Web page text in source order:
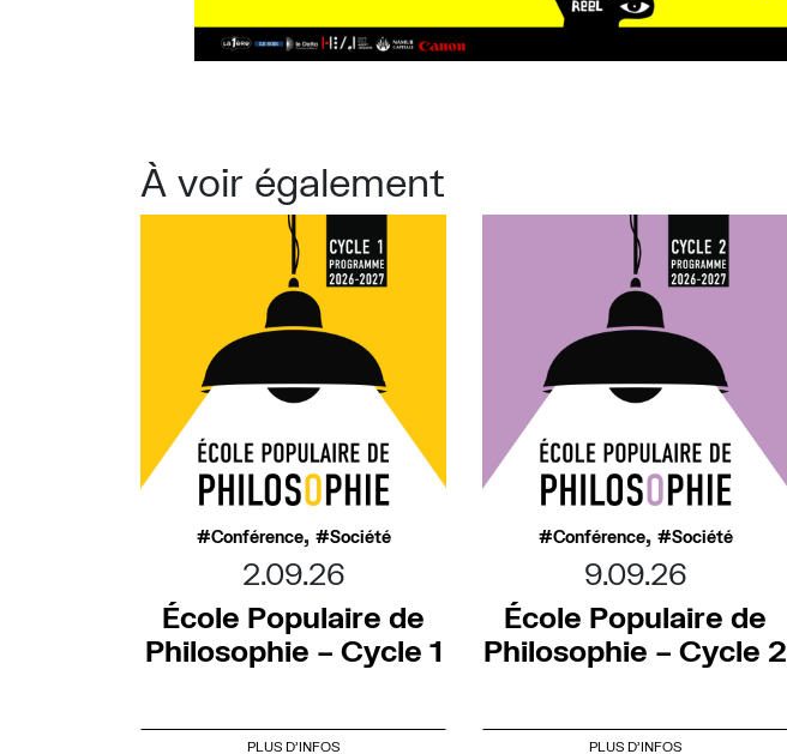
À voir également
Conférence, Société
2.09.26
École Populaire de
Philosophie – Cycle 1
PLUS D'INFOS
Conférence, Société
9.09.26
École Populaire de
Philosophie – Cycle 2
PLUS D'INFOS